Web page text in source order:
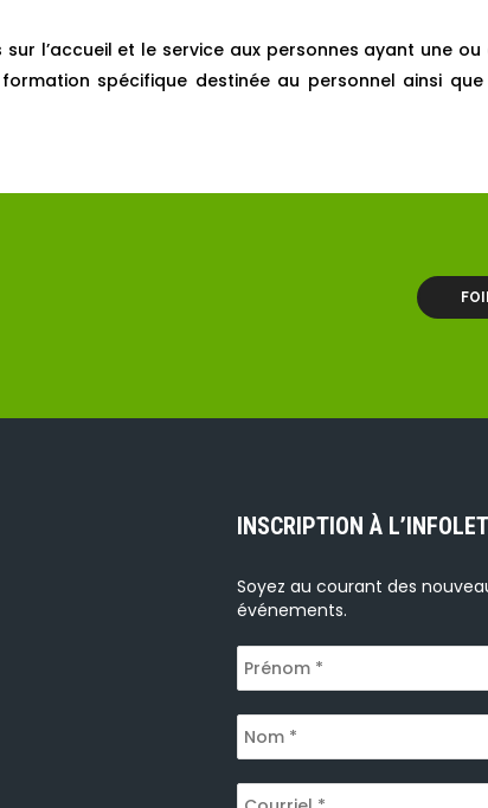
l’accueil et le service aux personnes ayant une ou
spécifique destinée au personnel ainsi
INSCRIPTION À
Soyez au courant des
événements.